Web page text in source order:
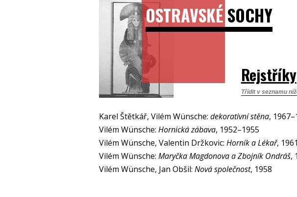
OSTRAVSKÉSOCHY
Rejstříky
Karel Štětkář, Vilém Wünsche: dekorativní stěna,
Vilém Wünsche: Hornická zábava, 1952–1955
Vilém Wünsche, Valentin Držkovic: Horník a Lékař, 1961
Vilém Wünsche: Maryčka Magdonova a Zbojník Ondráš,
Vilém Wünsche, Jan Obšil: Nová společnost, 1958